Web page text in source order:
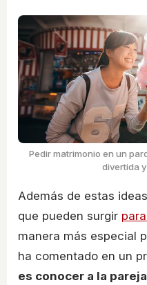
Pedir matrimonio en un
divertida
Además de estas
que pueden surgir
manera más especial
ha comentado en un
es conocer a la pareja